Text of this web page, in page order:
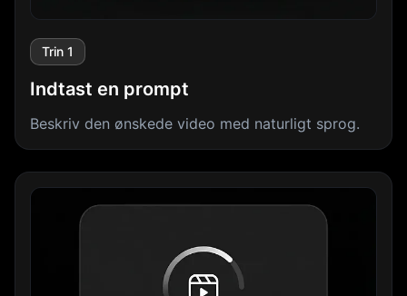
Trin 1
Indtast en prompt
Beskriv den ønskede video med naturligt sprog.